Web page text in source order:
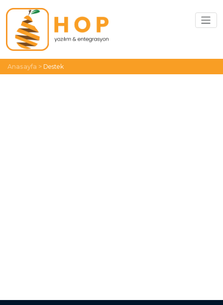
Anasayfa > Destek